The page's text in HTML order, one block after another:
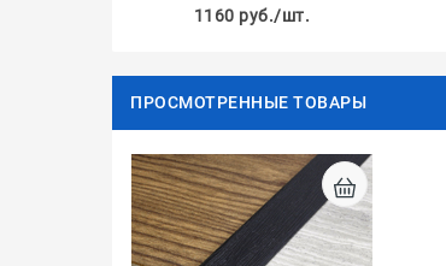
1160 руб./шт.
ПРОСМОТРЕННЫЕ ТОВАРЫ